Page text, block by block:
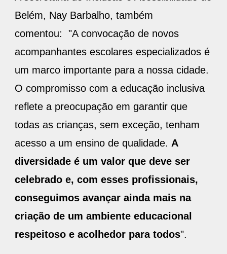
Belém, Nay Barbalho, também
comentou: "A convocação de novos
acompanhantes escolares especializados é
um marco importante para a nossa cidade.
O compromisso com a educação inclusiva
reflete a preocupação em garantir que
todas as crianças, sem exceção, tenham
acesso a um ensino de qualidade. A
diversidade é um valor que deve ser
celebrado e, com esses profissionais,
conseguimos avançar ainda mais na
criação de um ambiente educacional
respeitoso e acolhedor para todos".